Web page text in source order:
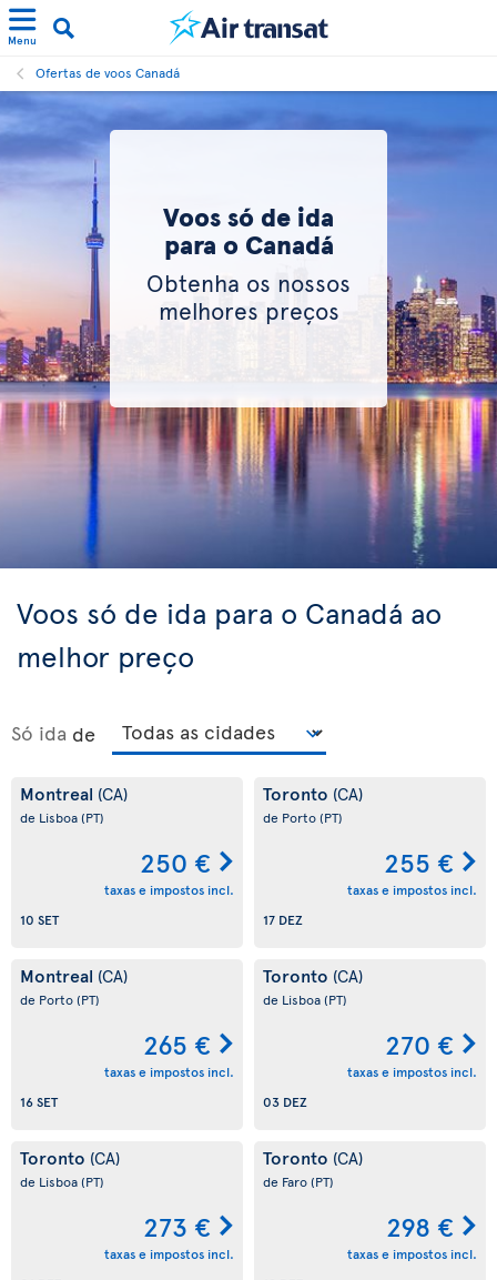
Menu
Ofertas de voos Canadá
Voos só de ida
para o Canadá
Obtenha os nossos
melhores preços
Voos só de ida para o Canadá ao
melhor preço
Só ida de
Montreal (CA)
de Lisboa(PT)
250 €
taxas e impostos incl.
10 SET
Toronto (CA)
de Porto(PT)
255 €
taxas e impostos incl.
17 DEZ
Montreal (CA)
de Porto(PT)
265 €
taxas e impostos incl.
16 SET
Toronto (CA)
de Lisboa(PT)
270 €
taxas e impostos incl.
03 DEZ
Toronto (CA)
de Lisboa(PT)
273 €
taxas e impostos incl.
Toronto (CA)
de Faro(PT)
298 €
taxas e impostos incl.